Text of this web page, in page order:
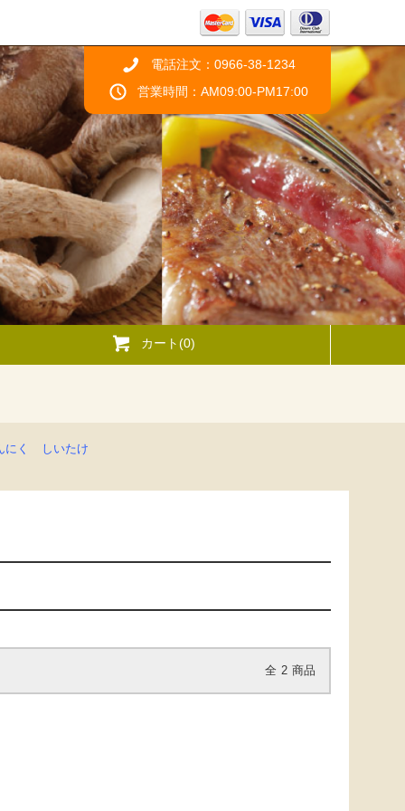
電話注文：0966-38-1234
営業時間：AM09:00-PM17:00
カート(0)
にく しいたけ
全 2 商品